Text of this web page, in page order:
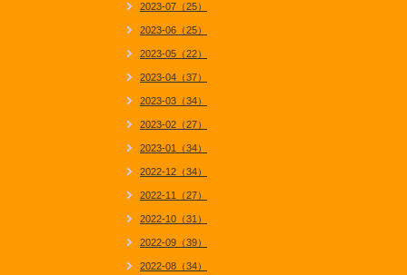
2023-07（25）
2023-06（25）
2023-05（22）
2023-04（37）
2023-03（34）
2023-02（27）
2023-01（34）
2022-12（34）
2022-11（27）
2022-10（31）
2022-09（39）
2022-08（34）